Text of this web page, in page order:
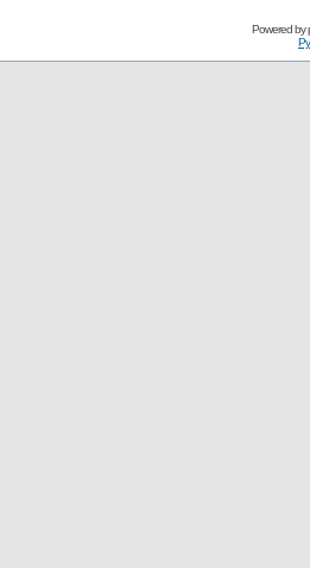
Powered by